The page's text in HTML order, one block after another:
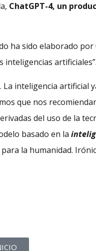
ChatGPT-4, un
ha sido elaborado
inteligencias artificiales”.
inteligencia artificial
que nos
del uso de la
basado en la
la humanidad.